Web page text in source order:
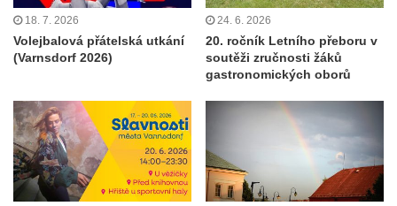
18. 7. 2026
Volejbalová přátelská utkání
(Varnsdorf 2026)
24. 6. 2026
20. ročník Letního přeboru v
soutěži zručnosti žáků
gastronomických oborů